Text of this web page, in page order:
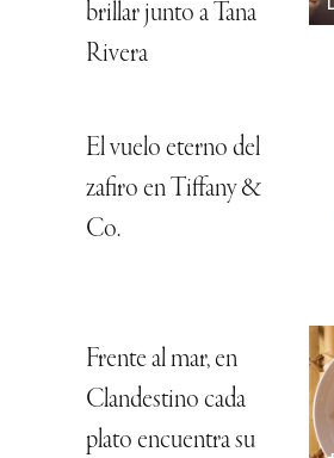
brillar junto a Tana
Rivera
El vuelo eterno del
zafiro en Tiffany &
Co.
Frente al mar, en
Clandestino cada
plato encuentra su